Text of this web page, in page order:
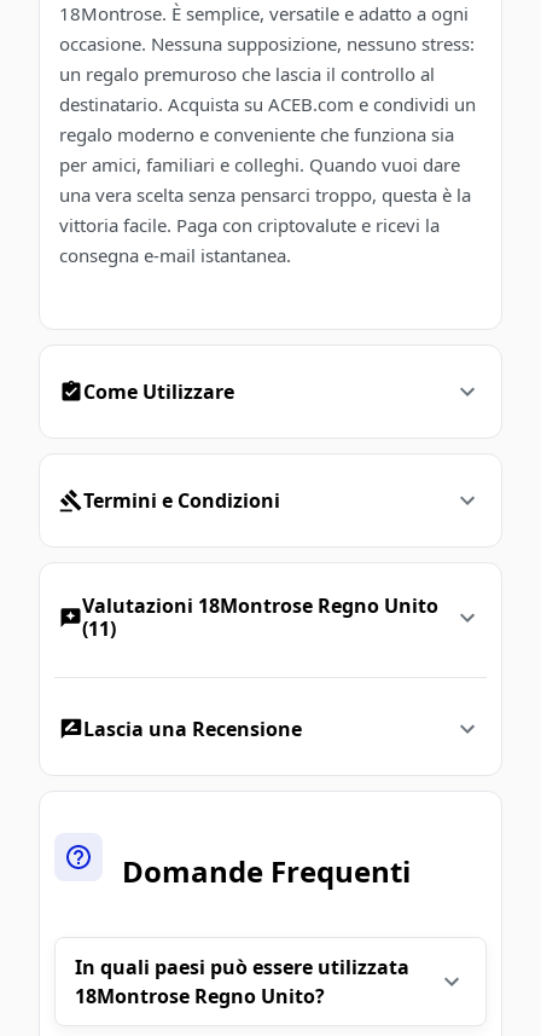
18Montrose. È semplice, versatile e adatto a ogni
occasione. Nessuna supposizione, nessuno stress:
un regalo premuroso che lascia il controllo al
destinatario. Acquista su ACEB.com e condividi un
regalo moderno e conveniente che funziona sia
per amici, familiari e colleghi. Quando vuoi dare
una vera scelta senza pensarci troppo, questa è la
vittoria facile. Paga con criptovalute e ricevi la
consegna e-mail istantanea.
Come Utilizzare
Termini e Condizioni
Valutazioni 18Montrose Regno Unito
(11)
Lascia una Recensione
Domande Frequenti
In quali paesi può essere utilizzata
18Montrose Regno Unito?